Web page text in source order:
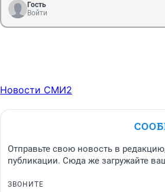
Гость
Войти
Новости СМИ2
Отправьте свою новость в
публикации. Сюда же загружайте
ЗВОНИТЕ